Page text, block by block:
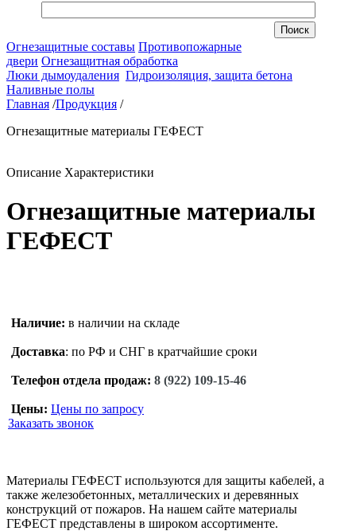
Огнезащитные составы Противопожарные
двери Огнезащитная обработка
Люки дымоудаления Гидроизоляция, защита бетона
Наливные полы
Главная /Продукция /
Огнезащитные материалы ГЕФЕСТ
Описание Характеристики
Огнезащитные материалы
ГЕФЕСТ
Наличие: в наличии на складе
Доставка: по РФ и СНГ в кратчайшие сроки
Телефон отдела продаж: 8 (922) 109-15-46
Цены: Цены по запросу
Заказать звонок
Материалы ГЕФЕСТ используются для защиты кабелей, а
также железобетонных, металлических и деревянных
конструкций от пожаров. На нашем сайте материалы
ГЕФЕСТ представлены в широком ассортименте.